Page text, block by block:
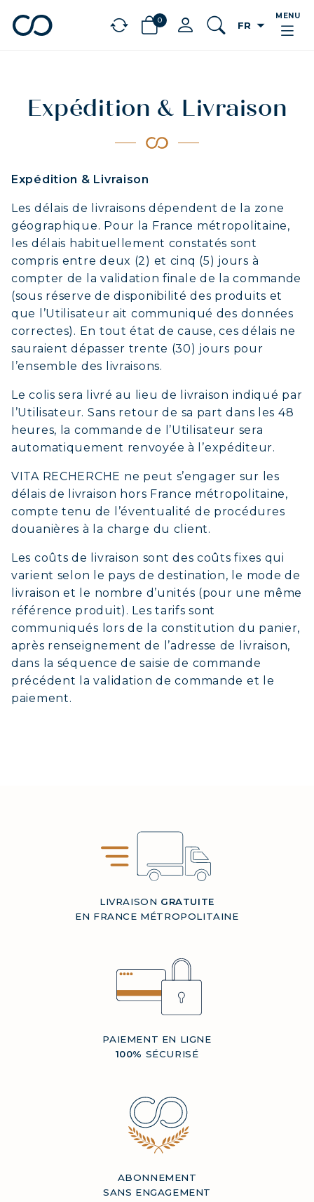
chevron_leftBÉNÉFICES
COLLAGÈNE MARIN : PEAU,
ARTICULATIONS & VITALITÉ
COVÉLINE, SÉRUM EXPERT
COLLAGÈNE BEAUTÉ : PEAU,
CHEVEUX & ONGLES SUBLIMES
0 FR arrow_drop_down
MENU
Expédition & Livraison
Expédition & Livraison
Les délais de livraisons dépendent de la zone
géographique. Pour la France métropolitaine,
les délais habituellement constatés sont
compris entre deux (2) et cinq (5) jours à
compter de la validation finale de la commande
(sous réserve de disponibilité des produits et
que l’Utilisateur ait communiqué des données
correctes). En tout état de cause, ces délais ne
sauraient dépasser trente (30) jours pour
l’ensemble des livraisons.
Le colis sera livré au lieu de livraison indiqué par
l’Utilisateur. Sans retour de sa part dans les 48
heures, la commande de l’Utilisateur sera
automatiquement renvoyée à l’expéditeur.
VITA RECHERCHE ne peut s’engager sur les
délais de livraison hors France métropolitaine,
compte tenu de l’éventualité de procédures
douanières à la charge du client.
Les coûts de livraison sont des coûts fixes qui
varient selon le pays de destination, le mode de
livraison et le nombre d’unités (pour une même
référence produit). Les tarifs sont
communiqués lors de la constitution du panier,
après renseignement de l’adresse de livraison,
dans la séquence de saisie de commande
précédent la validation de commande et le
paiement.
LIVRAISON GRATUITE
EN FRANCE MÉTROPOLITAINE
PAIEMENT EN LIGNE
100% SÉCURISÉ
ABONNEMENT
SANS ENGAGEMENT